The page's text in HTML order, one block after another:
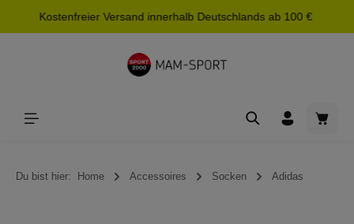
springen
Kostenfreier Versand innerhalb Deutschlands ab 100 €
Du bist hier: Home Accessoires Socken Adidas